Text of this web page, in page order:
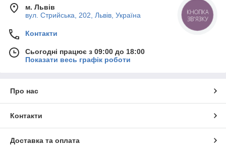
м. Львів
вул. Стрийська, 202, Львів, Україна
Контакти
Сьогодні працює з 09:00 до 18:00
Показати весь графік роботи
Про нас
Контакти
Доставка та оплата
КНОПКА
ЗВ'ЯЗКУ